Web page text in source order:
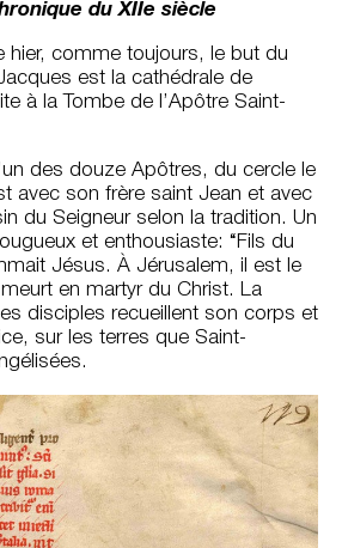
du XIIe siècle
hier, comme toujours, le but du
est la cathédrale de
à la Tombe de l’Apôtre Saint-
des douze Apôtres, du cercle le
avec son frère saint Jean et avec
du Seigneur selon la tradition. Un
et enthousiaste: “Fils du
Jésus. À Jérusalem, il est le
en martyr du Christ. La
disciples recueillent son corps et
sur les terres que Saint-